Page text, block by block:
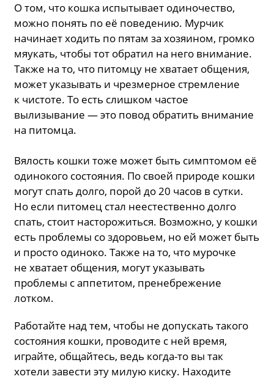
О том, что кошка испытывает одиночество,
можно понять по её поведению. Мурчик
начинает ходить по пятам за хозяином, громко
мяукать, чтобы тот обратил на него внимание.
Также на то, что питомцу не хватает общения,
может указывать и чрезмерное стремление
к чистоте. То есть слишком частое
вылизывание — это повод обратить внимание
на питомца.
Вялость кошки тоже может быть симптомом её
одинокого состояния. По своей природе кошки
могут спать долго, порой до 20 часов в сутки.
Но если питомец стал неестественно долго
спать, стоит насторожиться. Возможно, у кошки
есть проблемы со здоровьем, но ей может быть
и просто одиноко. Также на то, что мурочке
не хватает общения, могут указывать
проблемы с аппетитом, пренебрежение
лотком.
Работайте над тем, чтобы не допускать такого
состояния кошки, проводите с ней время,
играйте, общайтесь, ведь когда-то вы так
хотели завести эту милую киску. Находите